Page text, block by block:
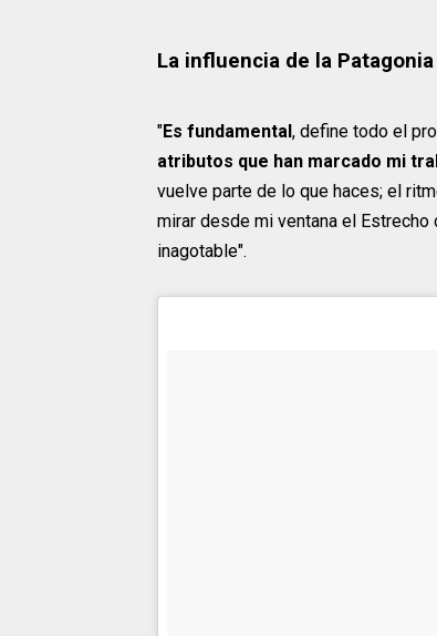
La influencia de la
"Es fundamental , define todo el
atributos que han marcado mi
vuelve parte de lo que haces; el
mirar desde mi ventana el
inagotable".